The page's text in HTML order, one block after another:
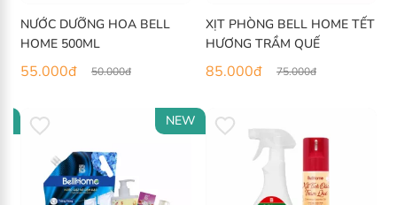
NƯỚC DƯỠNG HOA BELL
HOME 500ML
55.000đ 50.000đ
XỊT PHÒNG BELL HOME TẾT
HƯƠNG TRẦM QUẾ
85.000đ 75.000đ
NEW